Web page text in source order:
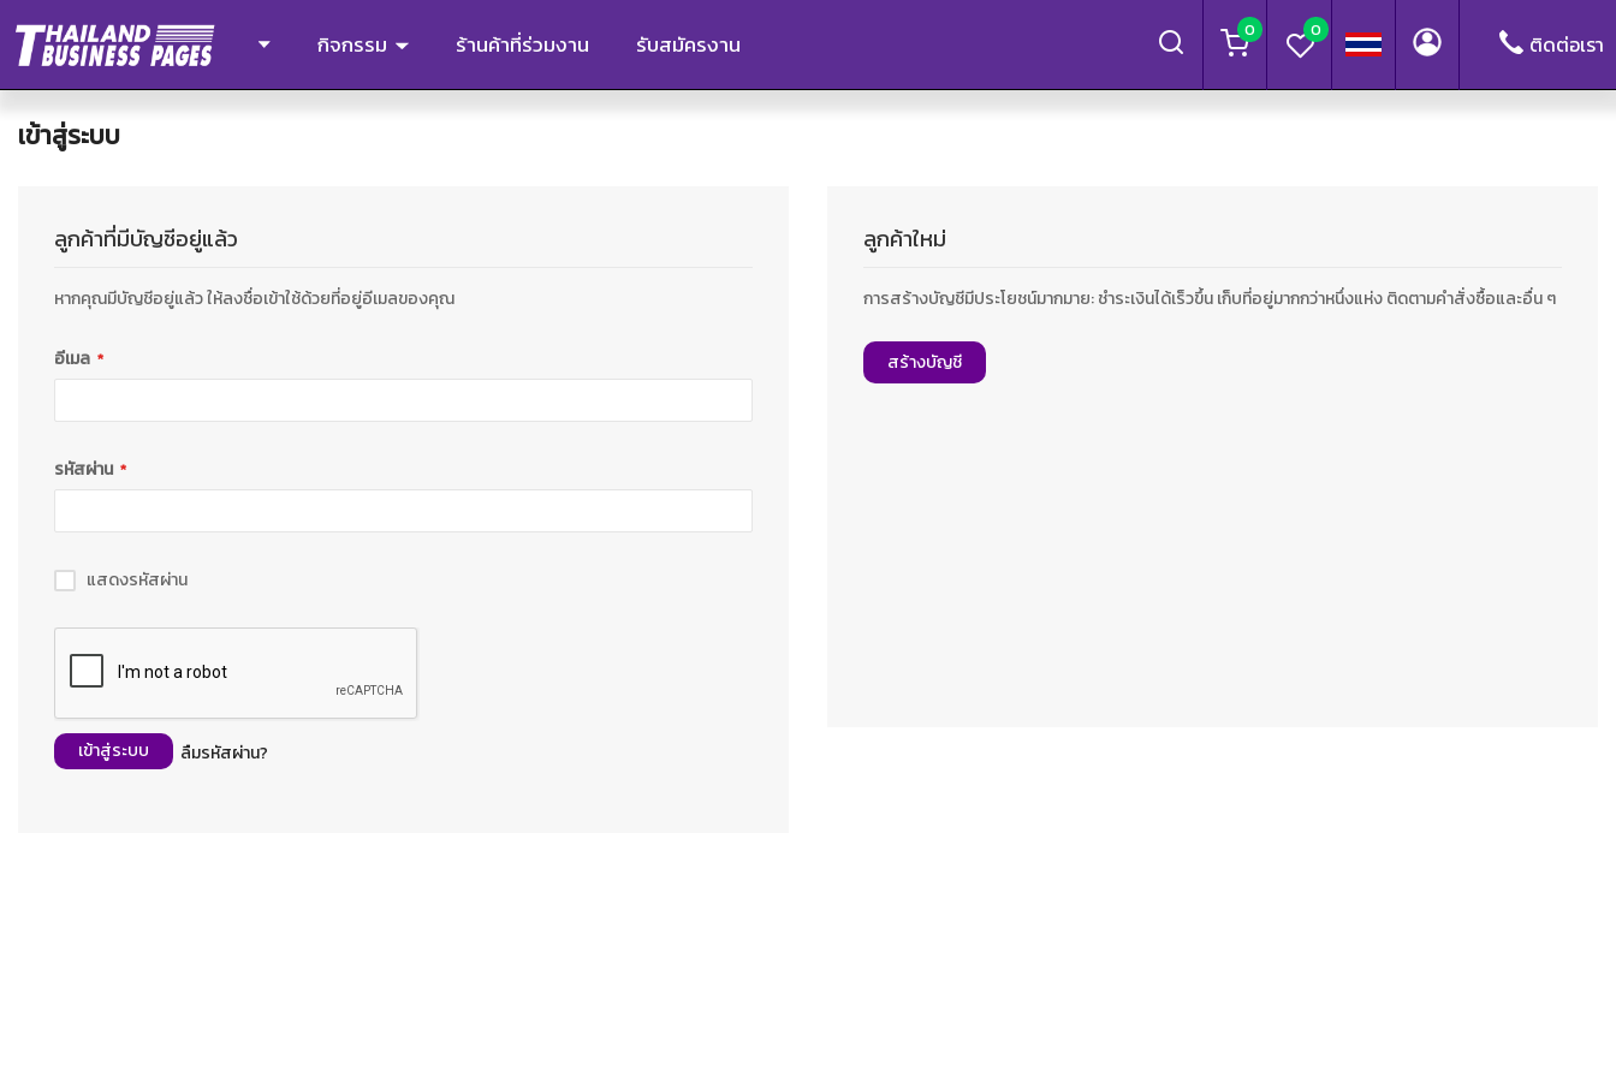
กิจกรรม ร้านค้าที่ร่วมงาน รับสมัครงาน 0 0
ติดต่อเรา
เข้าสู่ระบบ
ลูกค้าที่มีบัญชีอยู่แล้ว
หากคุณมีบัญชีอยู่แล้ว ให้ลงชื่อเข้าใช้ด้วยที่อยู่อีเมลของคุณ
อีเมล
รหัสผ่าน
แสดงรหัสผ่าน
เข้าสู่ระบบ ลืมรหัสผ่าน?
ลูกค้าใหม่
การสร้างบัญชีมีประโยชน์มากมาย: ชำระเงินได้เร็วขึ้น เก็บที่อยู่มากกว่าหนึ่งแห่ง ติดตามคำสั่งซื้อและอื่น ๆ
สร้างบัญชี